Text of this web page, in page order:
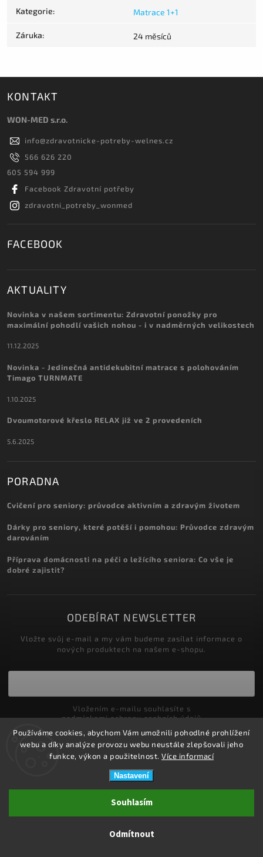
Používáme cookies, abychom Vám umožnili pohodlné prohlížení
webu a díky analýze provozu webu neustále zlepšovali jeho
funkce, výkon a použitelnost. Více informací
Nastavení
Odmítnout
Souhlasím
Kategorie: Matrace 1+1
Záruka: 24 měsíců
KONTAKT
WON-MED s.r.o.
info@zdravotnicke-potreby-welnes.cz
566 626 220
605 594 999
Facebook Zdravotní potřeby
zdravotni_potreby_wonmed
FACEBOOK
AKTUALITY
Novinka v našem sortimentu: Zdravotní ponožky pro
maximální pohodlí vašich nohou - i v nadměrných velikostech
11.12.2025
Novinka - Jedinečná antidekubitní matrace s polohováním
Timago TURNMATE
1.10.2025
Dvoumotorové křeslo RELAX již ve 2 provedeních
5.6.2025
PORADNA
Cvičení pro seniory: průvodce aktivním a zdravým životem
Dárky pro seniory, které potěší i pomohou: Průvodce zdravým
darováním
Příprava domácnosti na péči o ležícího seniora: Co vše je
dobré zajistit?
ODEBÍRAT NEWSLETTER
Vložte svůj e-mail a my vám budeme zasílat informace o
nových produktech na našem e-shopu.
podmínkami ochrany osobních údajů
Přihlásit se
ZDRAVOTNÍ POTŘEBY DRDLOVÁ
Upravit nastavení cookies